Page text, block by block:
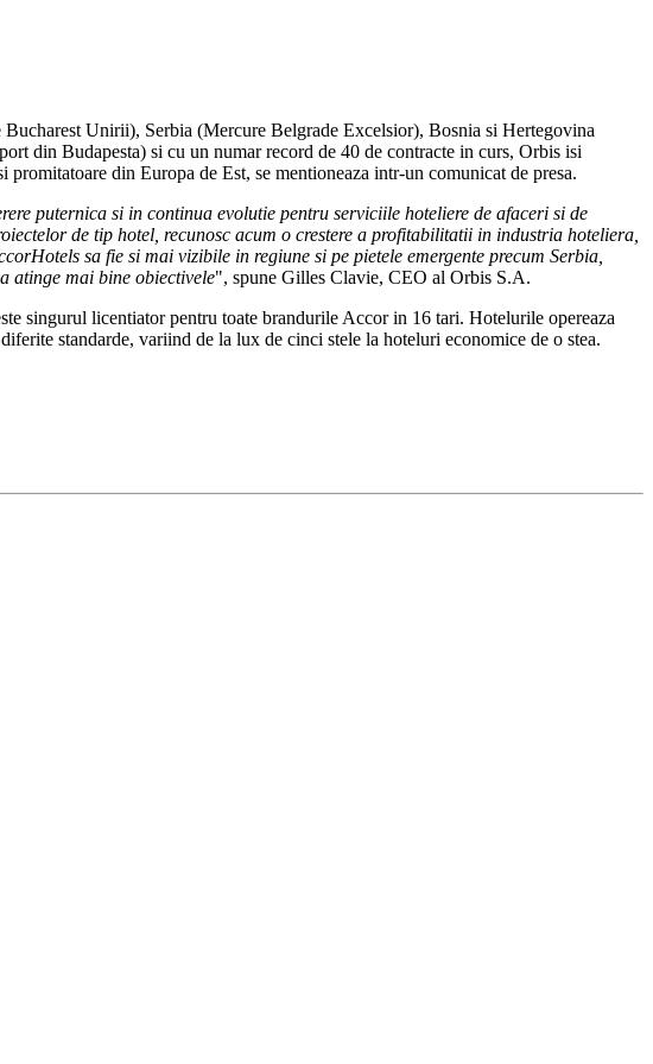
Unirii), Serbia (Mercure Belgrade Excelsior), Bosnia si Hertegovina
din Budapesta) si cu un numar record de 40 de contracte in curs, Orbis isi
din Europa de Est, se mentioneaza intr-un comunicat de presa.
puternica si in continua evolutie pentru serviciile hoteliere de afaceri si de
de tip hotel, recunosc acum o crestere a profitabilitatii in industria hoteliera,
sa fie si mai vizibile in regiune si pe pietele emergente precum Serbia,
atinge mai bine obiectivele", spune Gilles Clavie, CEO al Orbis S.A.
singurul licentiator pentru toate brandurile Accor in 16 tari. Hotelurile opereaza
standarde, variind de la lux de cinci stele la hoteluri economice de o stea.